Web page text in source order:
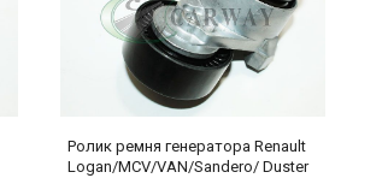
Ролик ремня генератора Renault
Logan/MCV/VAN/Sandero/ Duster